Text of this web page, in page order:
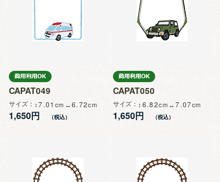
CAPAT049
サイズ 7.01 6.72
1,650円
CAPAT050
サイズ 6.82 7.07
1,650円